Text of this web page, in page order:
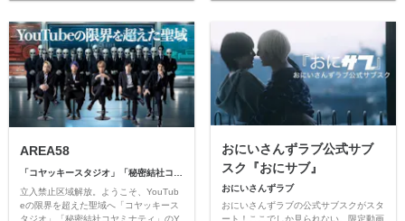
AREA58
立入禁止区域解放。ようこそ、YouTub
eの限界を超えた聖域へ「コヤッキース
タジオ」「秘密結社コヤミナティ」のY
おにいさんずラブ公式サブ
スク『おにサブ』
おにいさんずラブ
おにいさんずラブの公式サブスクがスタ
ート！ここでしか見られない、限定動画